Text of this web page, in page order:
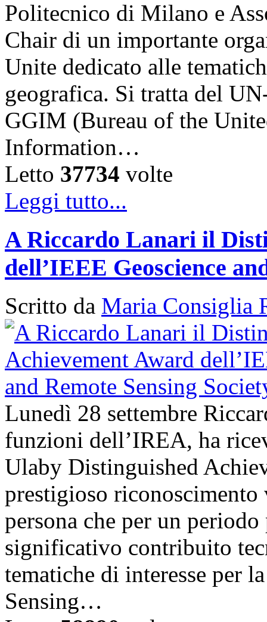
Politecnico di Milano e
Chair di un importante
Unite dedicato alle
geografica. Si tratta del
GGIM (Bureau of the
Information…
Letto 37734 volte
Leggi tutto...
A Riccardo Lanari il
dell’IEEE Geoscience
Scritto da Maria Consiglia
Lunedì 28 settembre
funzioni dell’IREA, ha
Ulaby Distinguished
prestigioso
persona che per un
significativo contribuito
tematiche di interesse per
Sensing…